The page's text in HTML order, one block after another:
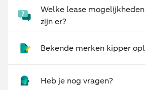
Welke lease mogelijkheden
zijn er?
Bekende merken kipper
Heb je nog vragen?